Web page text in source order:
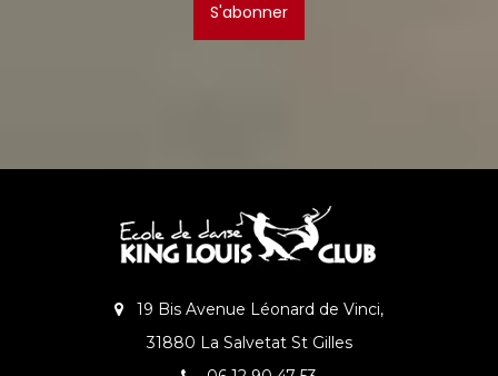
S'abonner
19 Bis Avenue Léonard de Vinci,
31880 La Salvetat St Gilles